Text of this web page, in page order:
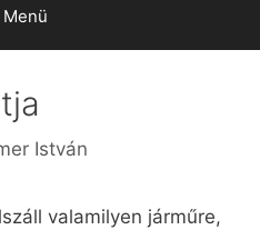
Menü
István
valamilyen járműre,